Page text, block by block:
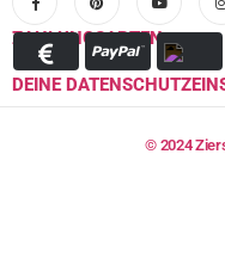
ZAHLUNGSARTEN
DEINE
© 2024